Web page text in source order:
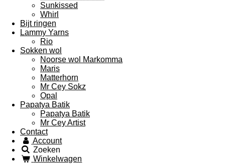
Sunkissed
Whirl
Bijt ringen
Lammy Yarns
Rio
Sokken wol
Noorse wol Markomma
Maris
Matterhorn
Mr Cey Sokz
Opal
Papatya Batik
Papatya Batik
Mr Cey Artist
Contact
Account
Zoeken
Winkelwagen